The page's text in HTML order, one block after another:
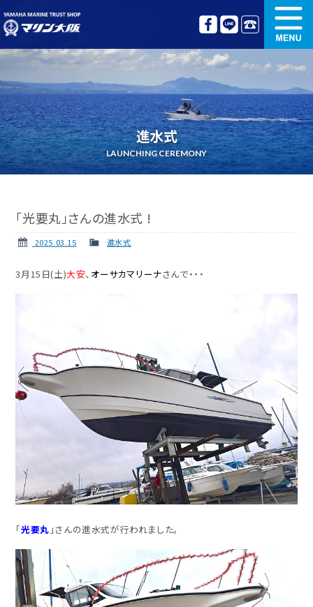
中古艇情報
オリジナル艤装 ボート免許講習
更新講習 クルージング情報
進水式
LAUNCHING CEREMONY
「光要丸」さんの進水式 !
2025.03.15 進水式
3月15日(土)大安、 オーサカマリーナさんで・・・
「光要丸 」さんの進水式が行われました。